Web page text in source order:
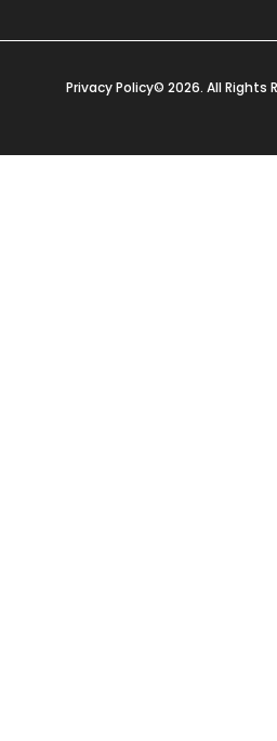
Privacy Policy© 2026. All Rights